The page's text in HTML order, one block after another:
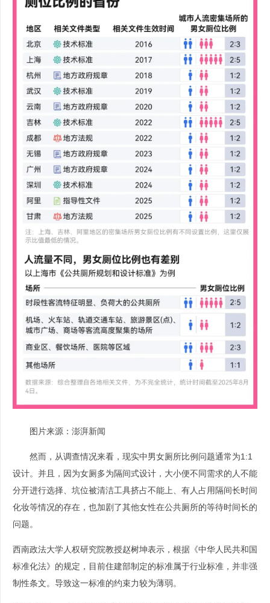
图片来源：澎湃新闻
然而，从调查情况来看，现实中男女厕所比例问题通常为1:1
设计。并且，因为女厕多为隔间式设计，大小便不同需求的人不能
分开进行选择、坑位被清洁工具挤占不能上、有人占用隔间长时间
化妆等情况的存在，也加剧了其他女性在公共厕所的等待时间长的
问题。
西南政法大学人权研究院教授赵树坤表示，根据《中华人民共和国
标准化法》的规定，目前住建部制定的标准属于行业标准，并非强
制性条文。导致这一标准的约束力较为薄弱。